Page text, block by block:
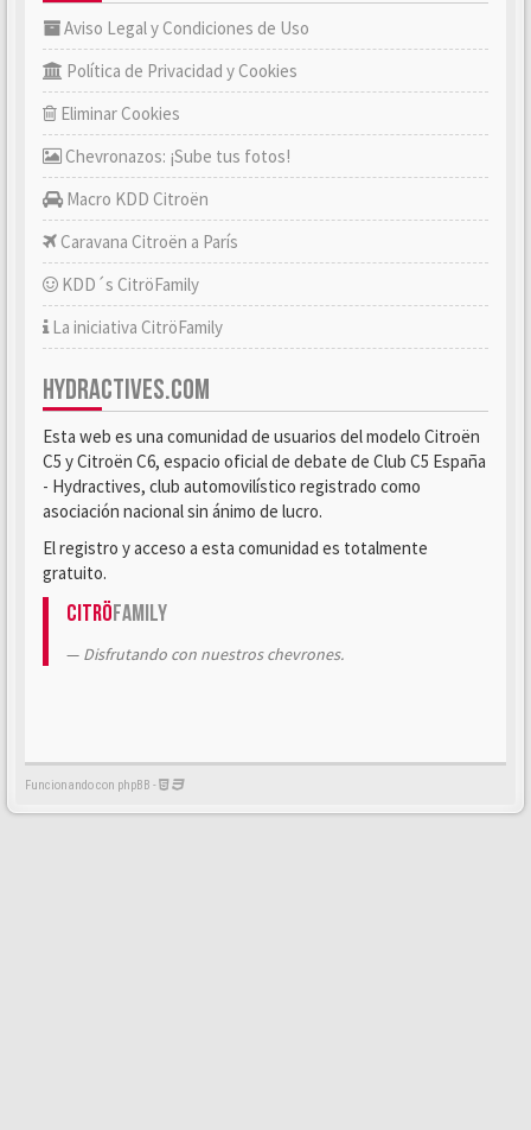
Aviso Legal y Condiciones de Uso
Política de Privacidad y Cookies
Eliminar Cookies
Chevronazos: ¡Sube tus fotos!
Macro KDD Citroën
Caravana Citroën a París
KDD´s CitröFamily
La iniciativa CitröFamily
HYDRACTIVES.COM
Esta web es una comunidad de usuarios del modelo Citroën
C5 y Citroën C6, espacio oficial de debate de Club C5 España
- Hydractives, club automovilístico registrado como
asociación nacional sin ánimo de lucro.
El registro y acceso a esta comunidad es totalmente
gratuito.
CitröFamily
Disfrutando con nuestros chevrones.
Funcionando con phpBB -